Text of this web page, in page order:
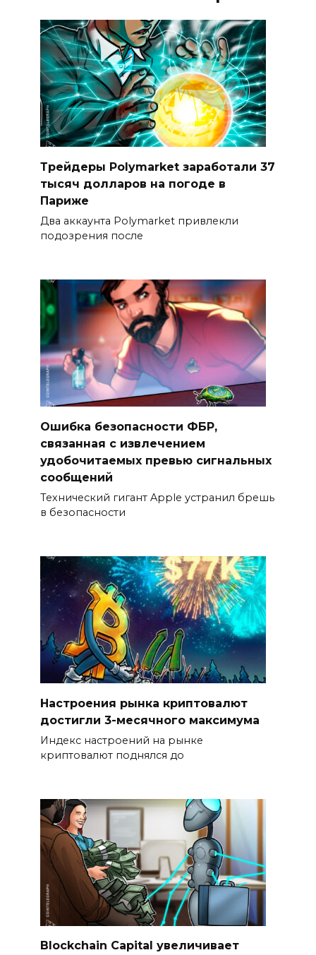
Трейдеры Polymarket заработали 37
тысяч долларов на погоде в
Париже
Два аккаунта Polymarket привлекли
подозрения после
Ошибка безопасности ФБР,
связанная с извлечением
удобочитаемых превью сигнальных
сообщений
Технический гигант Apple устранил брешь
в безопасности
Настроения рынка криптовалют
достигли 3-месячного максимума
Индекс настроений на рынке
криптовалют поднялся до
Blockchain Capital увеличивает